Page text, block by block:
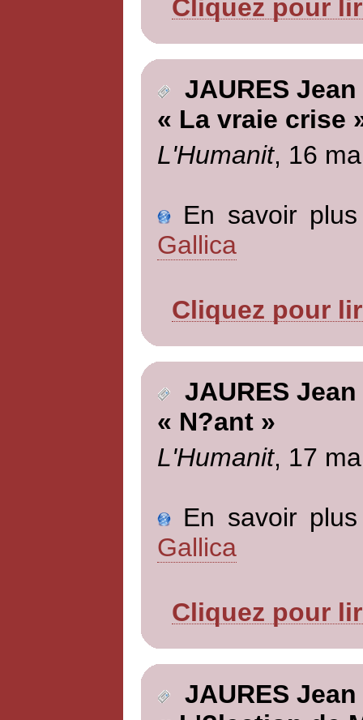
Cliquez pour
JAURES Jean
« La vraie crise
L'Humanit, 16
En savoir
Gallica
Cliquez pour
JAURES Jean
« N?ant »
L'Humanit, 17
En savoir
Gallica
Cliquez pour
JAURES Jean